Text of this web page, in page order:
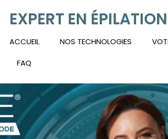
EXPERT EN ÉPILATION
ACCUEIL NOS TECHNOLOGIES
FAQ